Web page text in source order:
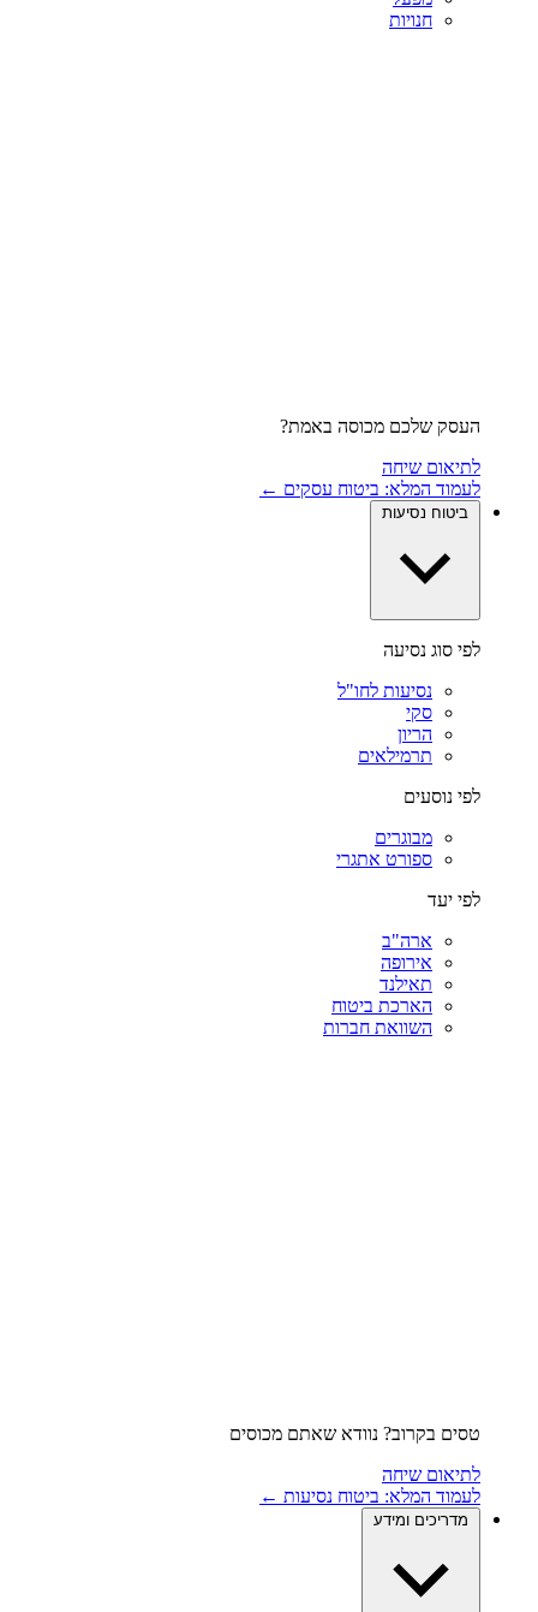
חנויות
העסק שלכם מכוסה באמת?
לתיאום שיחה
לעמוד המלא: ביטוח עסקים ←
ביטוח נסיעות
לפי סוג נסיעה
נסיעות לחו"ל
סקי
הריון
תרמילאים
לפי נוסעים
מבוגרים
ספורט אתגרי
לפי יעד
ארה"ב
אירופה
תאילנד
הארכת ביטוח
השוואת חברות
טסים בקרוב? נוודא שאתם מכוסים
לתיאום שיחה
לעמוד המלא: ביטוח נסיעות ←
מדריכים ומידע